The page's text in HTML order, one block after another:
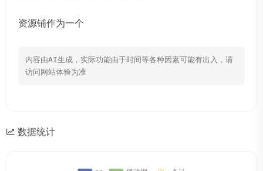
资源铺作为一个
内容由AI生成，实际功能由于时间等各种因素可能有出入，请
访问网站体验为准
数据统计